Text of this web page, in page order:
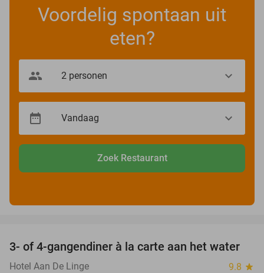
Voordelig spontaan uit
eten?
Zoek Restaurant
39%
3- of 4-gangendiner à la carte aan het water
Hotel Aan De Linge 9.8 star